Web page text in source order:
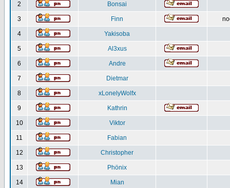
2 Bonsai
3 Finn
4 Yakisoba
5 Al3xus
6 Andre
7 Dietmar
8 xLonelyWolfx
9 Kathrin
10 Viktor
11 Fabian
12 Christopher
13 Phönix
14 Mian